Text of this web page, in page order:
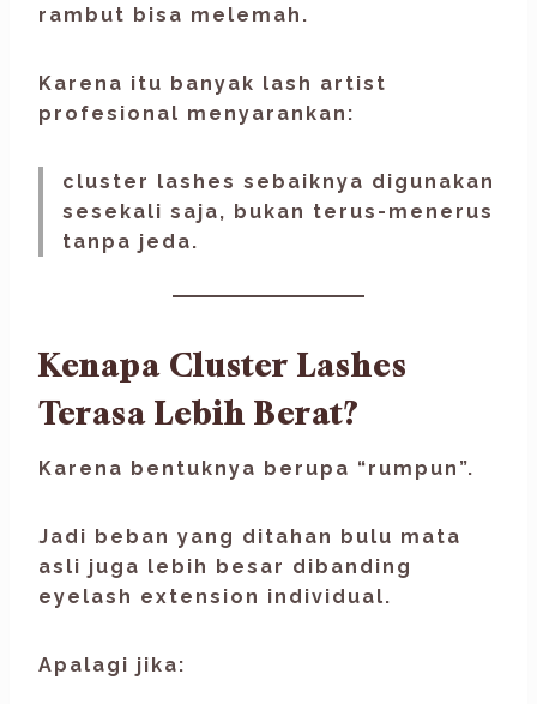
rambut bisa melemah.
Karena itu banyak lash artist
profesional menyarankan:
cluster lashes sebaiknya digunakan
sesekali saja, bukan terus-menerus
tanpa jeda.
Kenapa Cluster Lashes
Terasa Lebih Berat?
Karena bentuknya berupa “rumpun”.
Jadi beban yang ditahan bulu mata
asli juga lebih besar dibanding
eyelash extension individual.
Apalagi jika: